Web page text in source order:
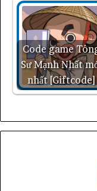
Code game
Sư Mạnh Nhất
nhất [Giftcode]